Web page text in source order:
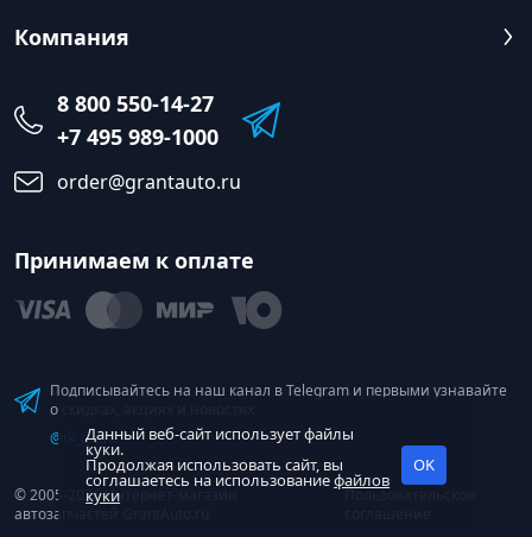
Компания
8 800 550-14-27
+7 495 989-1000
order@grantauto.ru
Принимаем к оплате
Подписывайтесь на наш канал в Telegram и первыми узнавайте
о скидках, акциях и новостях
@tk_grant
© 2005-2026 Интернет-магазин
автозапчастей GrantAuto.ru
Пользовательское
Данный веб-сайт использует файлы
куки.
Продолжая использовать сайт, вы
соглашаетесь на использованиефайлов
куки
OK